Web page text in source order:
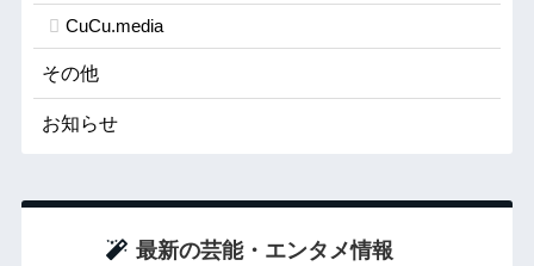
CuCu.media
その他
お知らせ
最新の芸能・エンタメ情報